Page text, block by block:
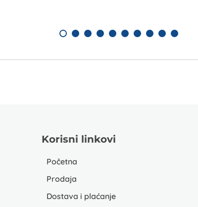
Korisni linkovi
Početna
Prodaja
Dostava i plaćanje